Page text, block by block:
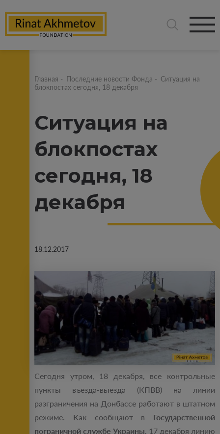
Главная - Последние новости Фонда - Ситуация на
блокпостах сегодня, 18 декабря
Ситуация на
блокпостах
сегодня, 18
декабря
18.12.2017
Сегодня утром, 18 декабря, все контрольные
пункты въезда-выезда (КПВВ) на линии
разграничения на Донбассе работают в штатном
режиме. Как сообщают в Государственной
пограничной службе Украины, 17 декабря линию